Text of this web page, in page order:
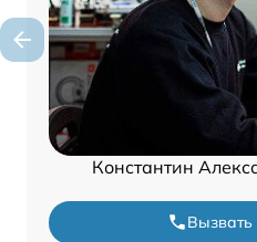
Константин
Вызвать